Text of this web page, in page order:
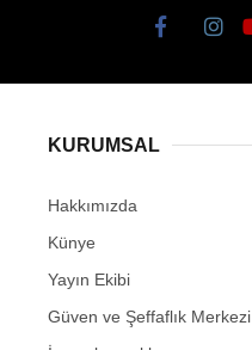
KURUMSAL
Hakkımızda
Künye
Yayın Ekibi
Güven ve Şeffaflık Merkezi